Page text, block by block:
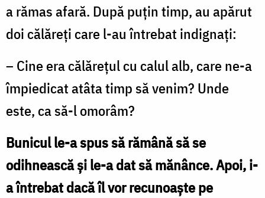
a rămas afară. După puţin timp, au apărut
doi călăreţi care l-au întrebat indignaţi:
– Cine era călăreţul cu calul alb, care ne-a
împiedicat atâta timp să venim? Unde
este, ca să-l omorâm?
Bunicul le-a spus să rămână să se
odihnească şi le-a dat să mănânce. Apoi, i-
a întrebat dacă îl vor recunoaşte pe